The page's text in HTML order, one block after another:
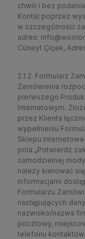
chwili i bez
Konta) poprzez
w szczególności
adres:
Cüneyt Çiçek,
2.1.2. Formularz
Zamówienia
pierwszego
Internetowym.
przez Klienta
wypełnieniu
Sklepu
pola „Potwierdź
samodzielnej
należy kierować
informacjami
Formularzu
następujących
nazwisko/nazwa
pocztowy,
telefonu